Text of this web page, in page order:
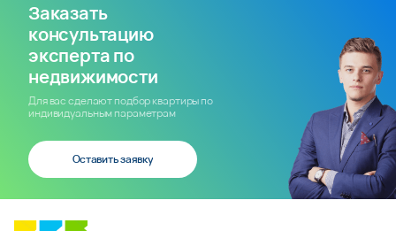
Заказать
консультацию
эксперта по
недвижимости
Для вас сделают подбор квартиры по
индивидуальным параметрам
Оставить заявку